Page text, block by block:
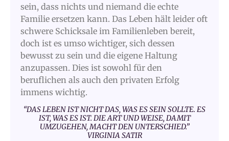
sein, dass nichts und niemand die echte
Familie ersetzen kann. Das Leben hält leider oft
schwere Schicksale im Familienleben bereit,
doch ist es umso wichtiger, sich dessen
bewusst zu sein und die eigene Haltung
anzupassen. Dies ist sowohl für den
beruflichen als auch den privaten Erfolg
immens wichtig.
“DAS LEBEN IST NICHT DAS, WAS ES SEIN SOLLTE. ES
IST, WAS ES IST. DIE ART UND WEISE, DAMIT
UMZUGEHEN, MACHT DEN UNTERSCHIED.”
VIRGINIA SATIR